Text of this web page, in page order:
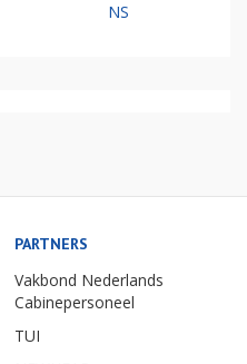
NS
PARTNERS
Vakbond Nederlands
Cabinepersoneel
TUI